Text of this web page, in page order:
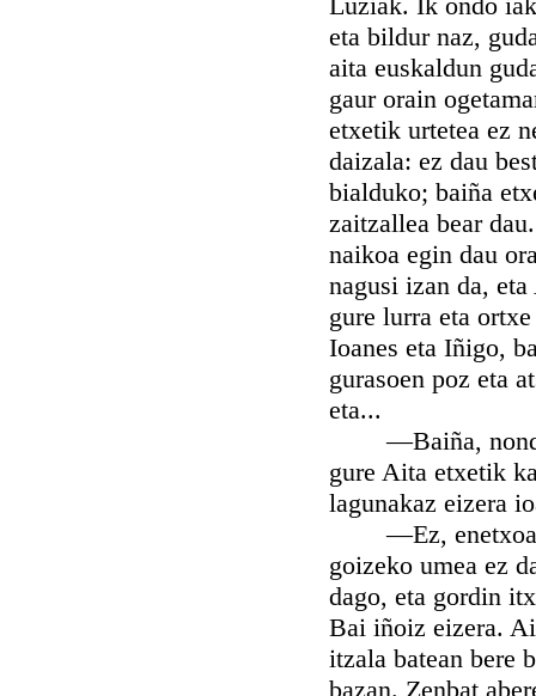
eta bildur naz,
aita euskaldun
gaur orain
etxetik urtetea ez
daizala: ez dau
bialduko; baiña
zaitzallea bear
naikoa egin dau
nagusi izan da,
gure lurra eta
Ioanes eta Iñigo,
gurasoen poz eta
eta...
—Baiña, nondik,
gure Aita etxetik
lagunakaz eizera
—Ez, enetxoa.
goizeko umea ez
dago, eta gordin
Bai iñoiz eizera.
itzala batean bere
bazan. Zenbat